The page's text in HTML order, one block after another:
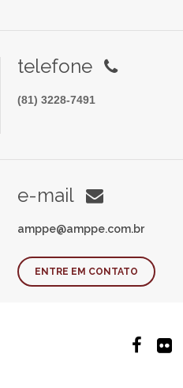
telefone
(81) 3228-7491
e-mail
amppe@amppe.com.br
ENTRE EM CONTATO